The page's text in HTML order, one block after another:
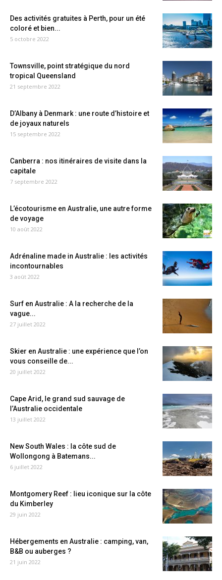
Des activités gratuites à Perth, pour un été
coloré et bien...
5 octobre 2022
Townsville, point stratégique du nord
tropical Queensland
21 septembre 2022
D’Albany à Denmark : une route d’histoire et
de joyaux naturels
15 septembre 2022
Canberra : nos itinéraires de visite dans la
capitale
7 septembre 2022
L’écotourisme en Australie, une autre forme
de voyage
10 août 2022
Adrénaline made in Australie : les activités
incontournables
3 août 2022
Surf en Australie : A la recherche de la
vague...
27 juillet 2022
Skier en Australie : une expérience que l’on
vous conseille de...
20 juillet 2022
Cape Arid, le grand sud sauvage de
l’Australie occidentale
13 juillet 2022
New South Wales : la côte sud de
Wollongong à Batemans...
6 juillet 2022
Montgomery Reef : lieu iconique sur la côte
du Kimberley
29 juin 2022
Hébergements en Australie : camping, van,
B&B ou auberges ?
21 juin 2022